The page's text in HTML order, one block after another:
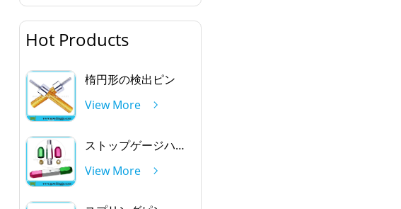
Hot Products
楕円形の検出ピン
View More
ストップゲージハンドルを通して
View More